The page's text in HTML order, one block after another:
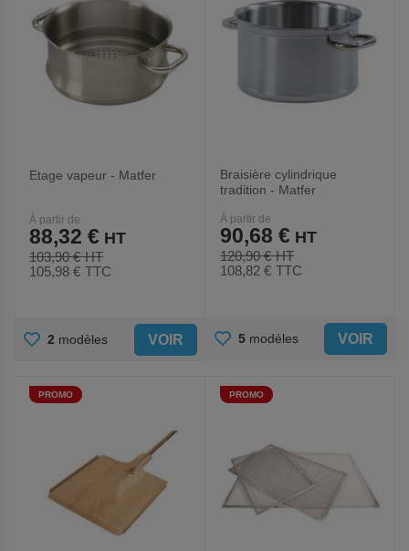
Etage vapeur - Matfer
À partir de
103,90 €
88,32 €
105,98 € TTC
AJOUTER
FAVORIS
2 modèles VOIR
Braisière cylindrique
tradition - Matfer
À partir de
120,90 €
90,68 €
108,82 € TTC
AJOUTER
FAVORIS
5 modèles VOIR
PROMO PROMO